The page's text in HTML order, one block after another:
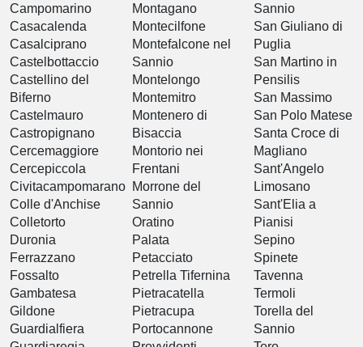
Campomarino
Casacalenda
Casalciprano
Castelbottaccio
Castellino del
Biferno
Castelmauro
Castropignano
Cercemaggiore
Cercepiccola
Civitacampomarano
Colle d'Anchise
Colletorto
Duronia
Ferrazzano
Fossalto
Gambatesa
Gildone
Guardialfiera
Montagano
Montecilfone
Montefalcone nel
Sannio
Montelongo
Montemitro
Montenero di
Bisaccia
Montorio nei
Frentani
Morrone del
Sannio
Oratino
Palata
Petacciato
Petrella Tifernina
Pietracatella
Pietracupa
Portocannone
Sannio
San Giuliano di
Puglia
San Martino in
Pensilis
San Massimo
San Polo Matese
Santa Croce di
Magliano
Sant'Angelo
Limosano
Sant'Elia a
Pianisi
Sepino
Spinete
Tavenna
Termoli
Torella del
Sannio